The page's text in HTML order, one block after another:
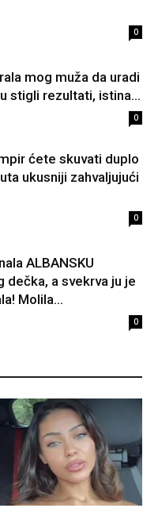
0
mog muža da uradi
stigli rezultati, istina...
0
ćete skuvati duplo
ukusniji zahvaljujući
0
ALBANSKU
dečka, a svekrva ju je
Molila...
0